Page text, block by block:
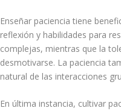
Enseñar paciencia tiene
reflexión y habilidades para
complejas, mientras que la
desmotivarse. La paciencia
natural de las interacciones
En última instancia, cultivar